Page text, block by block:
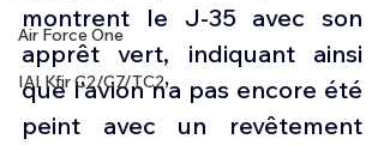
Air Force One
IAI Kfir C2/C7/TC2
montrent le J-35 avec son
apprêt vert, indiquant ainsi
que l’avion n’a pas encore été
peint avec un revêtement